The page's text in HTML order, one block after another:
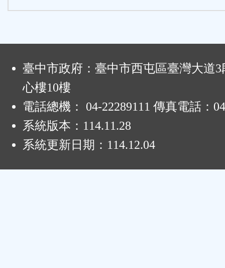
臺中市政府：臺中市西屯區臺灣大道3
心樓10樓
電話總機： 04-22289111 傳真電話：
系統版本： 114.11.28
系統更新日期： 114.12.04